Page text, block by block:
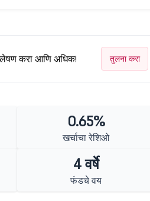
करा आणि अधिक! तुलना करा
0.65%
खर्चाचा रेशिओ
4 वर्षे
फंडचे वय